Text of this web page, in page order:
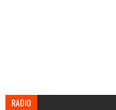
RADIO